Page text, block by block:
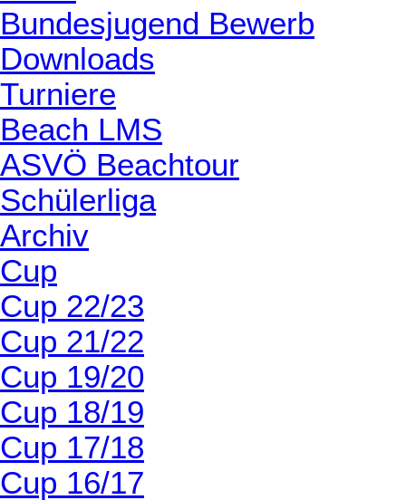
Bundesjugend Bewerb
Downloads
Turniere
Beach LMS
ASVÖ Beachtour
Schülerliga
Archiv
Cup
Cup 22/23
Cup 21/22
Cup 19/20
Cup 18/19
Cup 17/18
Cup 16/17